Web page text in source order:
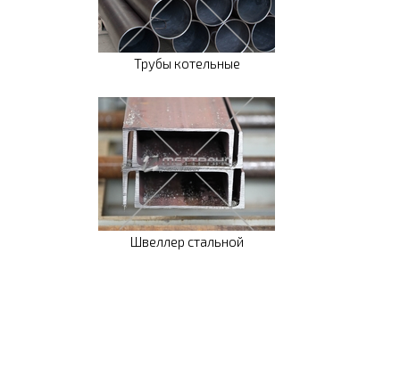
Трубы котельные
Швеллер стальной